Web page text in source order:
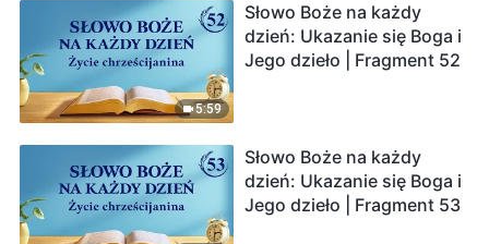
5:59
Słowo Boże na każdy
dzień: Ukazanie się Boga i
Jego dzieło | Fragment 52
Słowo Boże na każdy
dzień: Ukazanie się Boga i
Jego dzieło | Fragment 53